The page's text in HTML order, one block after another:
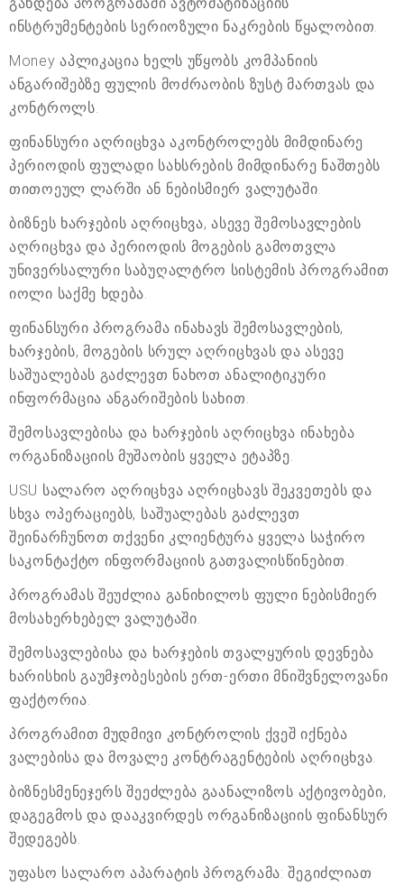
გახდება პროგრამაში ავტომატიზაციის
ინსტრუმენტების სერიოზული ნაკრების წყალობით.
Money აპლიკაცია ხელს უწყობს კომპანიის
ანგარიშებზე ფულის მოძრაობის ზუსტ მართვას და
კონტროლს.
ფინანსური აღრიცხვა აკონტროლებს მიმდინარე
პერიოდის ფულადი სახსრების მიმდინარე ნაშთებს
თითოეულ ლარში ან ნებისმიერ ვალუტაში.
ბიზნეს ხარჯების აღრიცხვა, ასევე შემოსავლების
აღრიცხვა და პერიოდის მოგების გამოთვლა
უნივერსალური საბუღალტრო სისტემის პროგრამით
იოლი საქმე ხდება.
ფინანსური პროგრამა ინახავს შემოსავლების,
ხარჯების, მოგების სრულ აღრიცხვას და ასევე
საშუალებას გაძლევთ ნახოთ ანალიტიკური
ინფორმაცია ანგარიშების სახით.
შემოსავლებისა და ხარჯების აღრიცხვა ინახება
ორგანიზაციის მუშაობის ყველა ეტაპზე.
USU სალარო აღრიცხვა აღრიცხავს შეკვეთებს და
სხვა ოპერაციებს, საშუალებას გაძლევთ
შეინარჩუნოთ თქვენი კლიენტურა ყველა საჭირო
საკონტაქტო ინფორმაციის გათვალისწინებით.
პროგრამას შეუძლია განიხილოს ფული ნებისმიერ
მოსახერხებელ ვალუტაში.
შემოსავლებისა და ხარჯების თვალყურის დევნება
ხარისხის გაუმჯობესების ერთ-ერთი მნიშვნელოვანი
ფაქტორია.
პროგრამით მუდმივი კონტროლის ქვეშ იქნება
ვალებისა და მოვალე კონტრაგენტების აღრიცხვა.
ბიზნესმენეჯერს შეეძლება გაანალიზოს აქტივობები,
დაგეგმოს და დააკვირდეს ორგანიზაციის ფინანსურ
შედეგებს.
უფასო სალარო აპარატის პროგრამა: შეგიძლიათ